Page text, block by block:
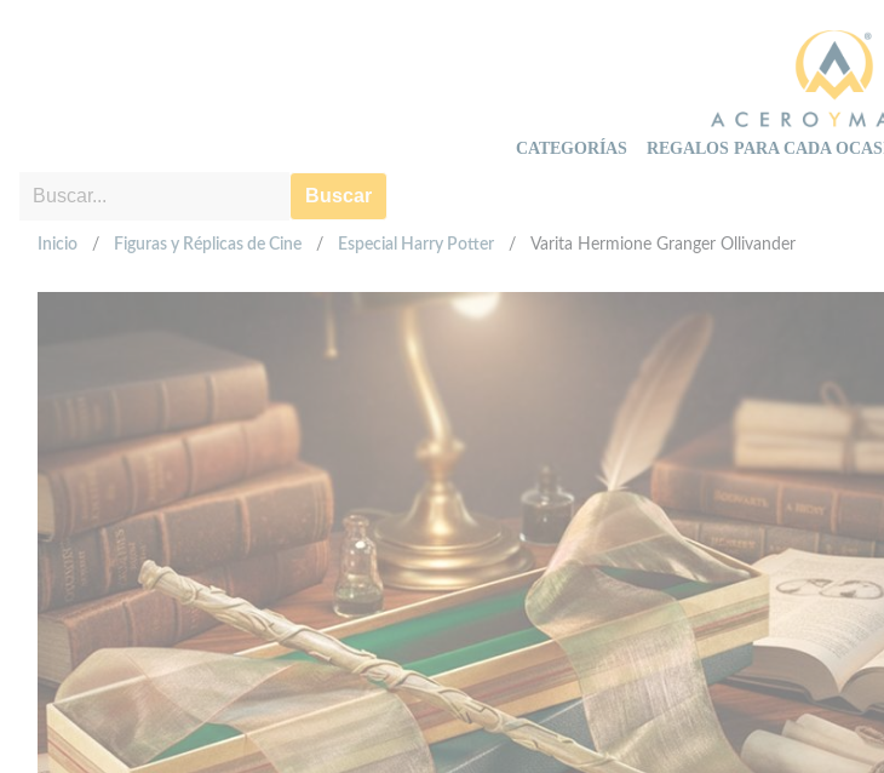
CATEGORÍAS REGALOS PARA CADA
Buscar
Inicio / Figuras y Réplicas de Cine / Especial Harry Potter / Varita Hermione Granger Ollivander